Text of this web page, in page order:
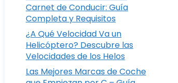
Carnet de Conducir: Guía
Completa y Requisitos
¿A Qué Velocidad Va un
Helicóptero? Descubre las
Velocidades de los Helos
Las Mejores Marcas de Coche